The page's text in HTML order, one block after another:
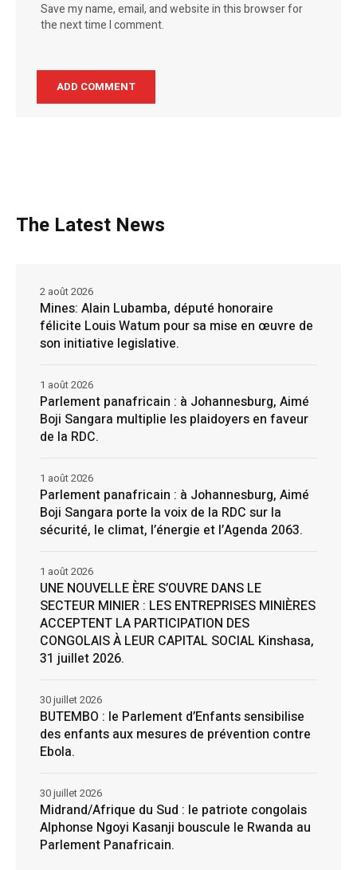
Save my name, email, and website in this browser for
the next time I comment.
The Latest News
Mines: Alain Lubamba, député honoraire
félicite Louis Watum pour sa mise en œuvre de
son initiative legislative.
2 août 2026
Parlement panafricain : à Johannesburg, Aimé
Boji Sangara multiplie les plaidoyers en faveur
de la RDC.
1 août 2026
Parlement panafricain : à Johannesburg, Aimé
Boji Sangara porte la voix de la RDC sur la
sécurité, le climat, l’énergie et l’Agenda 2063.
1 août 2026
UNE NOUVELLE ÈRE S’OUVRE DANS LE
SECTEUR MINIER : LES ENTREPRISES MINIÈRES
ACCEPTENT LA PARTICIPATION DES
CONGOLAIS À LEUR CAPITAL SOCIAL Kinshasa,
31 juillet 2026.
1 août 2026
BUTEMBO : le Parlement d’Enfants sensibilise
des enfants aux mesures de prévention contre
Ebola.
30 juillet 2026
Midrand/Afrique du Sud : le patriote congolais
Alphonse Ngoyi Kasanji bouscule le Rwanda au
Parlement Panafricain.
30 juillet 2026